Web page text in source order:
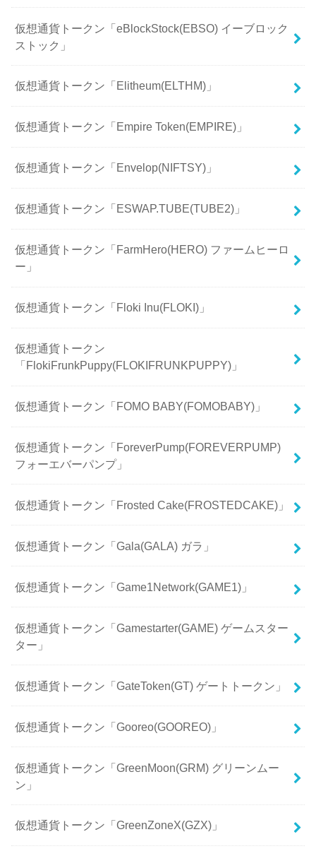
仮想通貨トークン「eBlockStock(EBSO) イーブロック
ストック」
仮想通貨トークン「Elitheum(ELTHM)」
仮想通貨トークン「Empire Token(EMPIRE)」
仮想通貨トークン「Envelop(NIFTSY)」
仮想通貨トークン「ESWAP.TUBE(TUBE2)」
仮想通貨トークン「FarmHero(HERO) ファームヒーロ
ー」
仮想通貨トークン「Floki Inu(FLOKI)」
仮想通貨トークン
「FlokiFrunkPuppy(FLOKIFRUNKPUPPY)」
仮想通貨トークン「FOMO BABY(FOMOBABY)」
仮想通貨トークン「ForeverPump(FOREVERPUMP)
フォーエバーパンプ」
仮想通貨トークン「Frosted Cake(FROSTEDCAKE)」
仮想通貨トークン「Gala(GALA) ガラ」
仮想通貨トークン「Game1Network(GAME1)」
仮想通貨トークン「Gamestarter(GAME) ゲームスター
ター」
仮想通貨トークン「GateToken(GT) ゲートトークン」
仮想通貨トークン「Gooreo(GOOREO)」
仮想通貨トークン「GreenMoon(GRM) グリーンムー
ン」
仮想通貨トークン「GreenZoneX(GZX)」